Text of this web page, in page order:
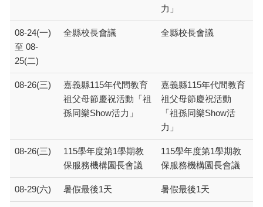
力」
08-24(一)
至 08-
25(二)
全縣校長會議 全縣校長會議
08-26(三)
嘉義縣115年代間教育
祖父母節慶祝活動「祖
孫同樂Show活力」
嘉義縣115年代間教育
祖父母節慶祝活動
「祖孫同樂Show活
力」
08-26(三)
115學年度第1學期教
保服務機構園長會議
115學年度第1學期教
保服務機構園長會議
08-29(六) 暑假最後1天 暑假最後1天